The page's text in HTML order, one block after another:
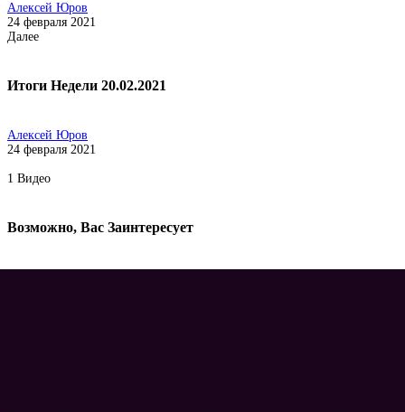
Алексей Юров
24 февраля 2021
Далее
Итоги Недели 20.02.2021
Алексей Юров
24 февраля 2021
1 Видео
Возможно, Вас Заинтересует